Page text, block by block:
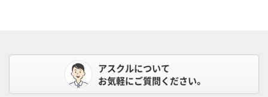
アスクルについて
お気軽にご質問ください。